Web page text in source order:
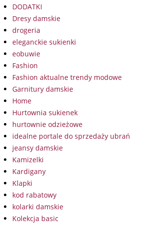
DODATKI
Dresy damskie
drogeria
eleganckie sukienki
eobuwie
Fashion
Fashion aktualne trendy modowe
Garnitury damskie
Home
Hurtownia sukienek
hurtownie odzieżowe
idealne portale do sprzedaży ubrań
jeansy damskie
Kamizelki
Kardigany
Klapki
kod rabatowy
kolarki damskie
Kolekcja basic